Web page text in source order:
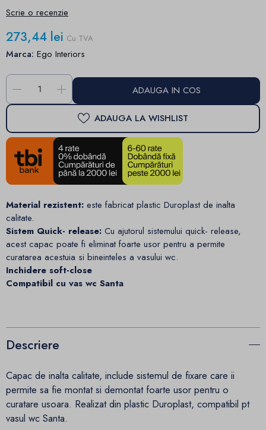
Scrie o recenzie
273,44 lei Cu TVA
Marca: Ego Interiors
- + ADAUGA IN COS
ADAUGA LA WISHLIST
Material rezistent: este fabricat plastic Duroplast de inalta
calitate.
Sistem Quick- release: Cu ajutorul sistemului quick- release,
acest capac poate fi eliminat foarte usor pentru a permite
curatarea acestuia si bineinteles a vasului wc.
Inchidere soft-close
Compatibil cu vas wc Santa
Descriere
Capac de inalta calitate, include sistemul de fixare care ii
permite sa fie montat si demontat foarte usor pentru o
curatare usoara. Realizat din plastic Duroplast, compatibil pt
vasul wc Santa.